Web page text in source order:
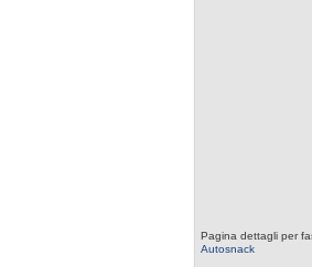
Pagina dettagli per
Autosnack